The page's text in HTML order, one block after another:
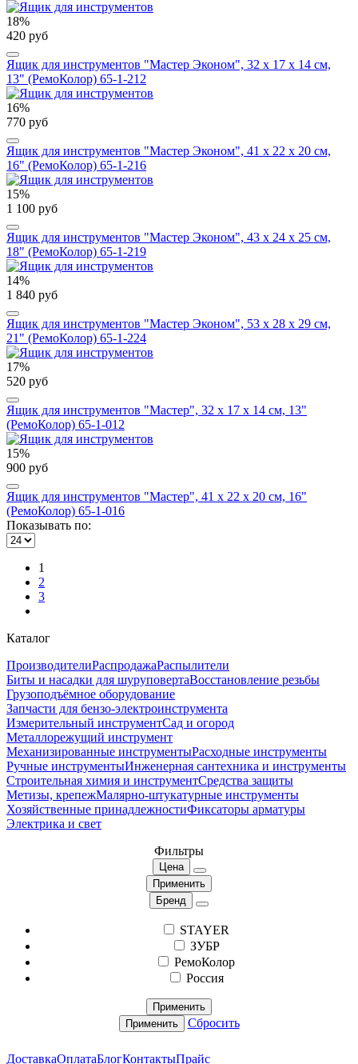
18%
420 руб
Ящик для инструментов "Мастер Эконом", 32 х 17 х 14 см,
13" (РемоКолор) 65-1-212
16%
770 руб
Ящик для инструментов "Мастер Эконом", 41 х 22 х 20 см,
16" (РемоКолор) 65-1-216
15%
1 100 руб
Ящик для инструментов "Мастер Эконом", 43 х 24 х 25 см,
18" (РемоКолор) 65-1-219
14%
1 840 руб
Ящик для инструментов "Мастер Эконом", 53 х 28 х 29 см,
21" (РемоКолор) 65-1-224
17%
520 руб
Ящик для инструментов "Мастер", 32 х 17 х 14 см, 13"
(РемоКолор) 65-1-012
15%
900 руб
Ящик для инструментов "Мастер", 41 х 22 х 20 см, 16"
(РемоКолор) 65-1-016
Показывать по:
1
2
3
Каталог
ПроизводителиРаспродажаРаспылители
Биты и насадки для шуруповертаВосстановление резьбы
Грузоподъёмное оборудование
Запчасти для бензо-электроинструмента
Измерительный инструментСад и огород
Металлорежущий инструмент
Механизированные инструментыРасходные инструменты
Ручные инструментыИнженерная сантехника и инструменты
Строительная химия и инструментСредства защиты
Метизы, крепежМалярно-штукатурные инструменты
Хозяйственные принадлежностиФиксаторы арматуры
Электрика и свет
Фильтры
Цена
Применить
Бренд
STAYER
ЗУБР
РемоКолор
Россия
Применить
Применить
Сбросить
ДоставкаОплатаБлогКонтактыПрайс